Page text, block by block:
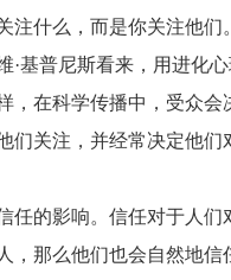
注什么，而是你关注他
基普尼斯看来，用进化
在科学传播中，受众
关注，并经常决定他
的影响。信任对于人
，那么他们也会自然地